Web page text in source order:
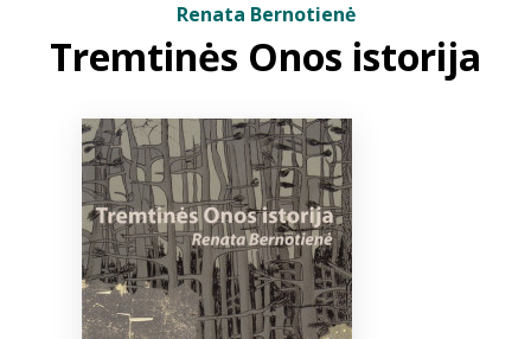
ELVIS atvyksta
Naujienos
Bibliotekoms
Renata Bernotienė
Tremtinės Onos istorija